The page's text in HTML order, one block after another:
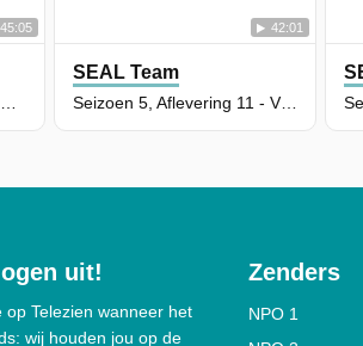
45:05 42:01
SEAL Team
Seizoen 5, Aflevering 11 - Violence of Action
uit!
Telezien wanneer het
wij houden jou op de
Zenders
NPO 1